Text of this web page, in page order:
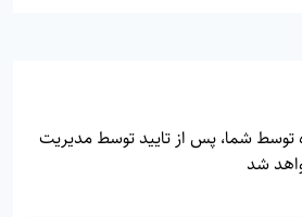
توسط شما، پس از تایید توسط مدیریت
شد